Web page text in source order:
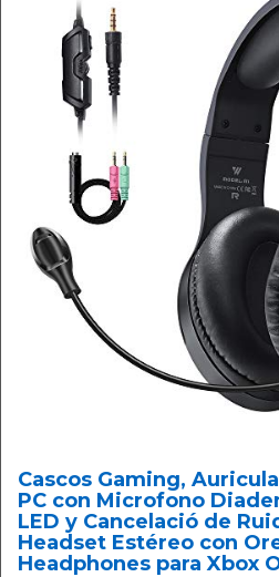
Cascos Gaming,
PC con Microfono
LED y Cancelació de
Headset Estéreo con
Headphones para Xbox